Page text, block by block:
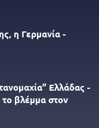
η Γερμανία -
Ελλάδας -
το βλέμμα στον